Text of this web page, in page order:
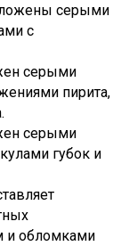
серыми
с
серыми
пирита,
серыми
губок и
и обломками